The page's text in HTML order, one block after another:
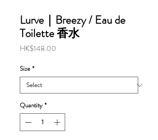
Lurve｜Breezy / Eau de
Toilette 香水
HK$148.00
Size *
Quantity *